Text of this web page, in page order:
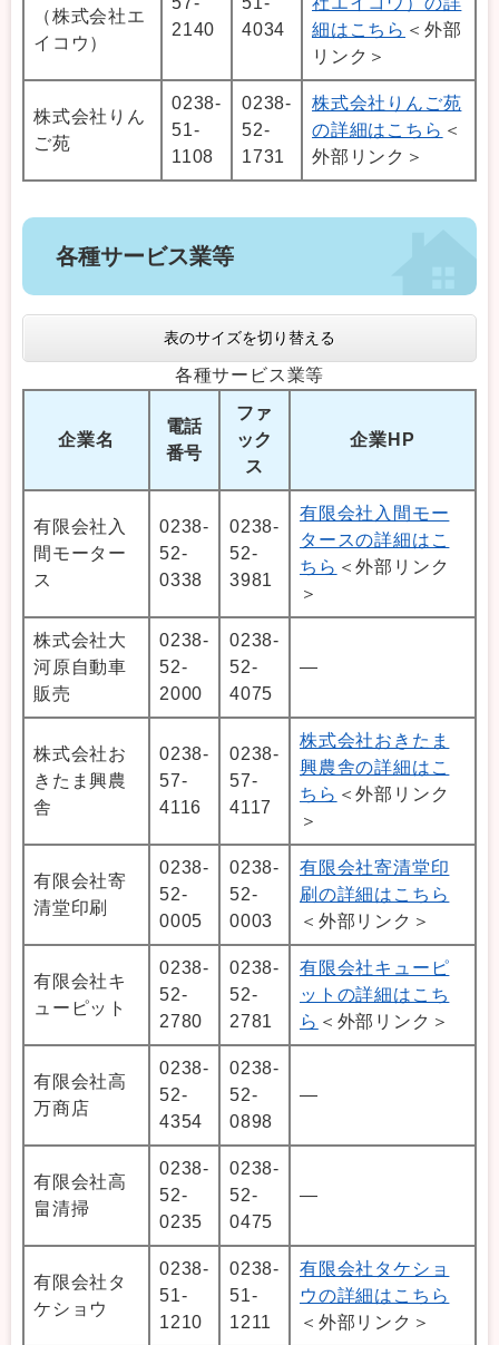
（株式会社エ
イコウ）
2140
4034
細はこちら ＜外部
リンク＞
株式会社りん
ご苑
0238-
51-
1108
0238-
52-
1731
株式会社りんご苑
の詳細はこちら ＜
外部リンク＞
各種サービス業等
表のサイズを切り替える
各種サービス業等
企業名
電話
番号
ファ
ック
ス
企業HP
有限会社入
間モーター
ス
0238-
52-
0338
0238-
52-
3981
有限会社入間モー
タースの詳細はこ
ちら ＜外部リンク
＞
株式会社大
河原自動車
販売
0238-
52-
2000
0238-
52-
4075
―
株式会社お
きたま興農
舎
0238-
57-
4116
0238-
57-
4117
株式会社おきたま
興農舎の詳細はこ
ちら ＜外部リンク
＞
有限会社寄
清堂印刷
0238-
52-
0005
0238-
52-
0003
有限会社寄清堂印
刷の詳細はこちら
＜外部リンク＞
有限会社キ
ューピット
0238-
52-
2780
0238-
52-
2781
有限会社キューピ
ットの詳細はこち
ら ＜外部リンク＞
有限会社高
万商店
0238-
52-
4354
0238-
52-
0898
―
有限会社高
畠清掃
0238-
52-
0235
0238-
52-
0475
―
有限会社タ
ケショウ
0238-
51-
1210
0238-
51-
1211
有限会社タケショ
ウの詳細はこちら
＜外部リンク＞